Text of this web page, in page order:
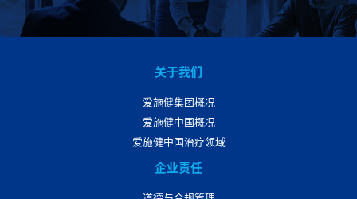
关于我们
爱施健集团概况
爱施健中国概况
爱施健中国治疗领域
企业责任